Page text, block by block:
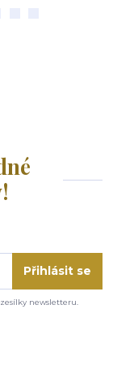
Přihlásit se
newsletteru.